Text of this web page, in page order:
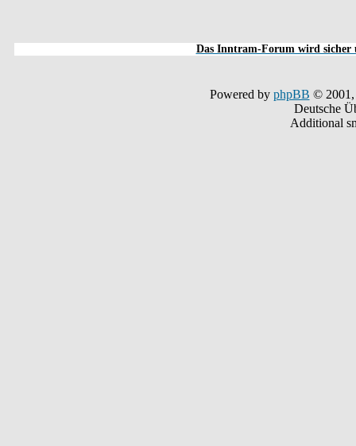
Das Inntram-Forum wird sicher
Powered by phpBB © 2001,
Deutsche
Additional